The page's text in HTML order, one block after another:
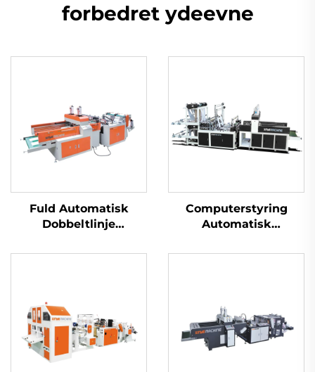
forbedret ydeevne
Fuld Automatisk
Dobbeltlinje
T-shirt Sak Produktion
Computerstyring
Automatisk